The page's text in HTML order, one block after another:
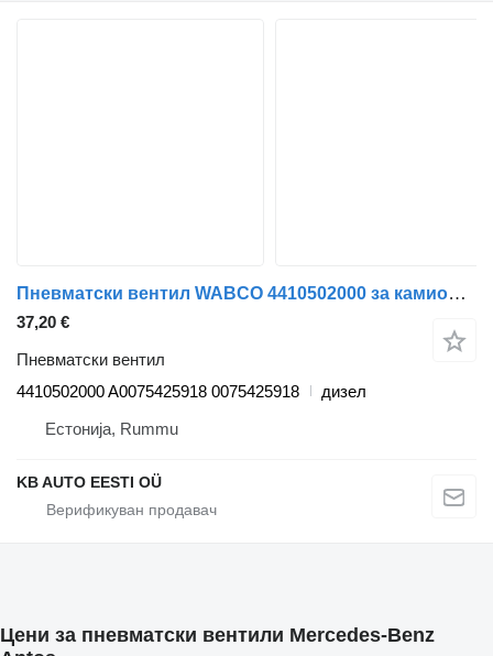
Пневматски вентил WABCO 4410502000 за камион Mercedes-Benz Antos, Arocs, Actros MP4 (2012-)
37,20 €
Пневматски вентил
4410502000 A0075425918 0075425918
дизел
Естонија, Rummu
KB AUTO EESTI OÜ
Цени за пневматски вентили Mercedes-Benz